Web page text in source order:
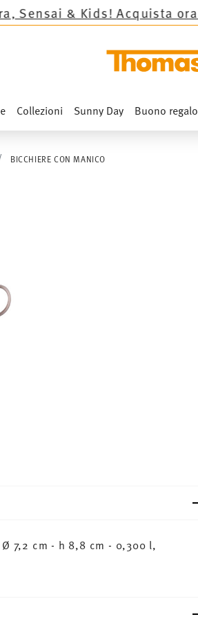
Kids!Acquista ora!
Collezioni Sunny Day Buono regalo
BICCHIERE CON MANICO
Ø 7,2 cm - h 8,8 cm - 0,300 l,